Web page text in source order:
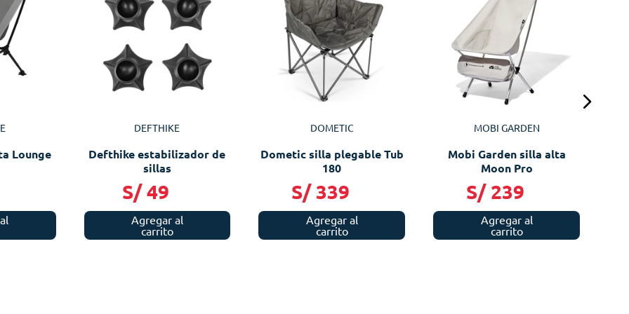
Lounge
DEFTHIKE
Defthike estabilizador de
sillas
S/ 49
Agregar al
carrito
DOMETIC
Dometic silla plegable Tub
180
S/ 339
Agregar al
carrito
MOBI GARDEN
Mobi Garden silla alta
Moon Pro
S/ 239
Agregar al
carrito